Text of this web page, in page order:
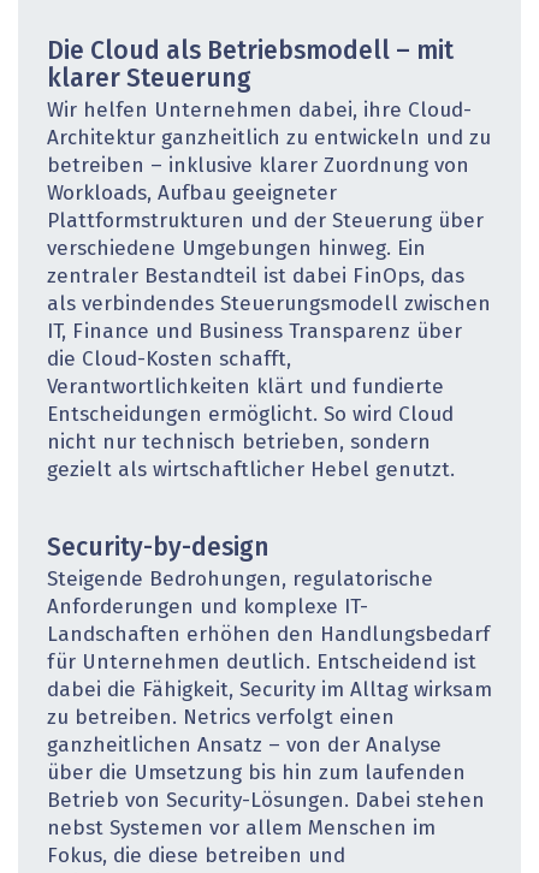
Die Cloud als Betriebsmodell – mit
klarer Steuerung
Wir helfen Unternehmen dabei, ihre Cloud-
Architektur ganzheitlich zu entwickeln und zu
betreiben – inklusive klarer Zuordnung von
Workloads, Aufbau geeigneter
Plattformstrukturen und der Steuerung über
verschiedene Umgebungen hinweg. Ein
zentraler Bestandteil ist dabei FinOps, das
als verbindendes Steuerungsmodell zwischen
IT, Finance und Business Transparenz über
die Cloud-Kosten schafft,
Verantwortlichkeiten klärt und fundierte
Entscheidungen ermöglicht. So wird Cloud
nicht nur technisch betrieben, sondern
gezielt als wirtschaft­licher Hebel genutzt.
Security-by-design
Steigende Bedrohungen, regulatorische
Anforderungen und komplexe IT-
Landschaften erhöhen den Handlungsbedarf
für Unternehmen deutlich. Entscheidend ist
dabei die Fähigkeit, Security im Alltag wirksam
zu betreiben. Netrics verfolgt einen
ganzheitlichen Ansatz – von der Analyse
über die Umsetzung bis hin zum laufenden
Betrieb von Security-Lösungen. Dabei stehen
nebst Systemen vor allem Menschen im
Fokus, die diese betreiben und